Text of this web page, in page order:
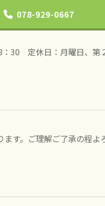
078-929-0667
：30 定休日：月曜日、第
す。ご理解ご了承の程よ